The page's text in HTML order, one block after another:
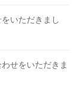
いただきまし
せをいただきま